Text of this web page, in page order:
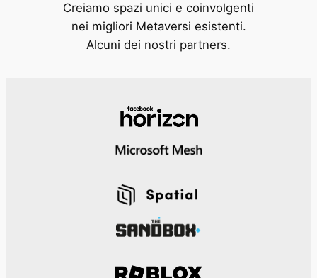
Creiamo spazi unici e coinvolgenti
nei migliori Metaversi esistenti.
Alcuni dei nostri partners.